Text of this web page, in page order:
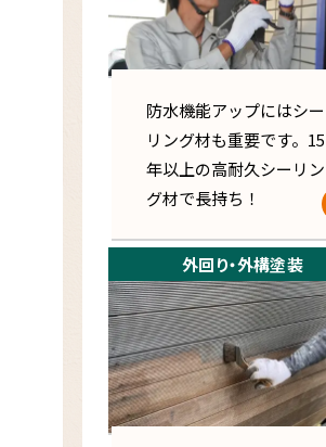
防水機能アップにはシー
リング材も重要です。15
年以上の高耐久シーリン
グ材で長持ち！
外回り・外構塗装